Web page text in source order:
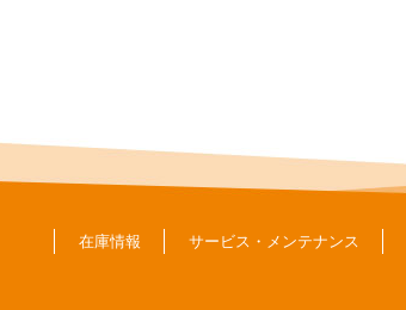
在庫情報 サービス・メンテナンス